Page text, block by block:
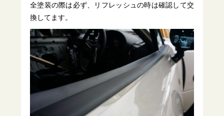
全塗装の際は必ず、リフレッシュの時は確認して交
換してます。